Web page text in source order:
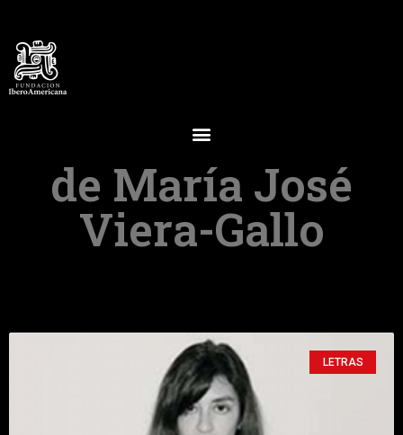
de María José
Viera-Gallo
LETRAS